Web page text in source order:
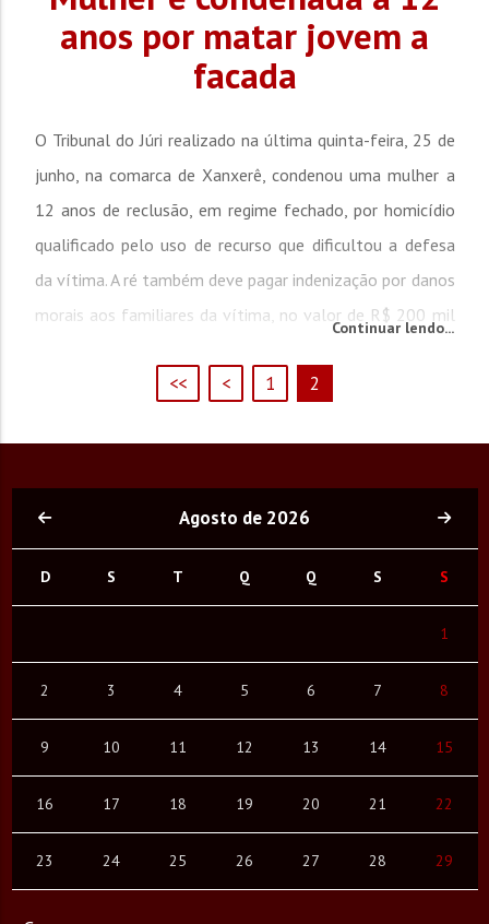
anos por matar jovem a
facada
O Tribunal do Júri realizado na última quinta-feira, 25 de
junho, na comarca de Xanxerê, condenou uma mulher a
12 anos de reclusão, em regime fechado, por homicídio
qualificado pelo uso de recurso que dificultou a defesa
da vítima. A ré também deve pagar indenização por danos
morais aos familiares da vítima, no valor de R$ 200 mil
Continuar lendo...
<< < 1 2
Agosto de 2026
D S T Q Q S S
1
2 3 4 5 6 7 8
9 10 11 12 13 14 15
16 17 18 19 20 21 22
23 24 25 26 27 28 29